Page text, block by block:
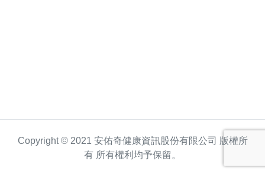
Copyright © 2021 安佑奇健康資訊股份有限公司 版權所
有 所有權利均予保留。